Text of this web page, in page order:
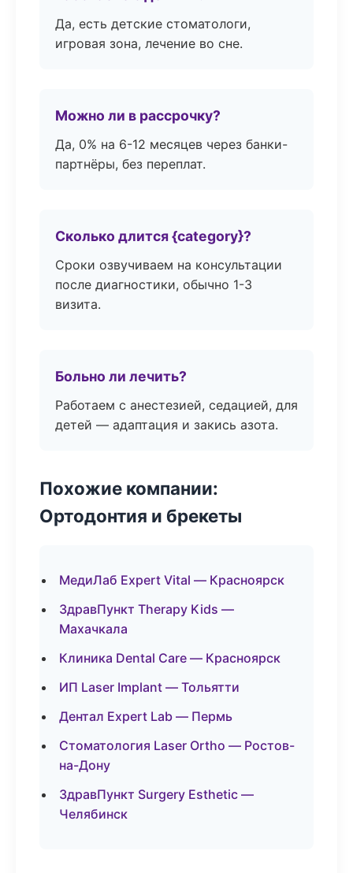
Да, есть детские стоматологи,
игровая зона, лечение во сне.
Можно ли в рассрочку?
Да, 0% на 6-12 месяцев через банки-
партнёры, без переплат.
Сколько длится {category}?
Сроки озвучиваем на консультации
после диагностики, обычно 1-3
визита.
Больно ли лечить?
Работаем с анестезией, седацией, для
детей — адаптация и закись азота.
Похожие компании:
Ортодонтия и брекеты
МедиЛаб Expert Vital — Красноярск
ЗдравПункт Therapy Kids —
Махачкала
Клиника Dental Care — Красноярск
ИП Laser Implant — Тольятти
Дентал Expert Lab — Пермь
Стоматология Laser Ortho — Ростов-
на-Дону
ЗдравПункт Surgery Esthetic —
Челябинск